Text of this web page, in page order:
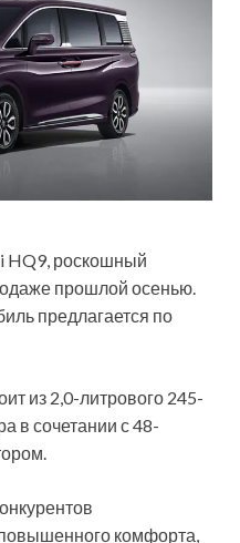
HQ9, роскошный
прошлой осенью.
предлагается по
из 2,0-литрового 245-
в сочетании с 48-
комфорта,